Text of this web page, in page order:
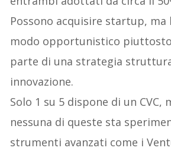
Possono acquisire startup, ma
modo opportunistico
parte di una strategia
innovazione.
Solo 1 su 5 dispone di un CVC,
nessuna di queste sta
strumenti avanzati come i